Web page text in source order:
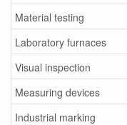
Material testing
Laboratory furnaces
Visual inspection
Measuring devices
Industrial marking